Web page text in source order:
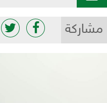
مشاركة